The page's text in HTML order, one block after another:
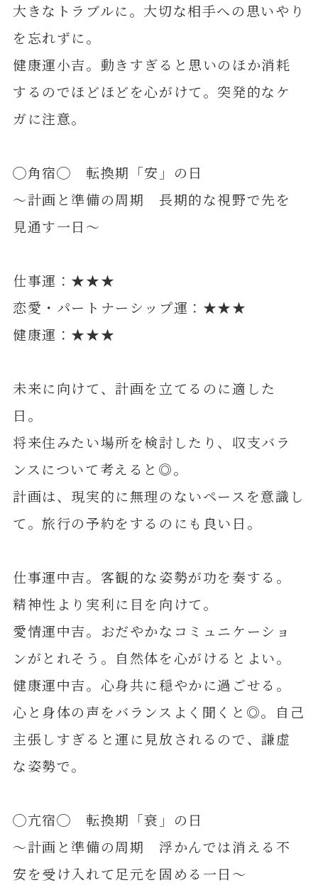
大きなトラブルに。大切な相手への思いやり
を忘れずに。
健康運小吉。動きすぎると思いのほか消耗
するのでほどほどを心がけて。突発的なケ
ガに注意。
◯角宿◯ 転換期「安」の日
～計画と準備の周期 長期的な視野で先を
見通す一日～
仕事運：★★★
恋愛・パートナーシップ運：★★★
健康運：★★★
未来に向けて、計画を立てるのに適した
日。
将来住みたい場所を検討したり、収支バラ
ンスについて考えると◎。
計画は、現実的に無理のないペースを意識し
て。旅行の予約をするのにも良い日。
仕事運中吉。客観的な姿勢が功を奏する。
精神性より実利に目を向けて。
愛情運中吉。おだやかなコミュニケーショ
ンがとれそう。自然体を心がけるとよい。
健康運中吉。心身共に穏やかに過ごせる。
心と身体の声をバランスよく聞くと◎。自己
主張しすぎると運に見放されるので、謙虚
な姿勢で。
◯亢宿◯ 転換期「衰」の日
～計画と準備の周期 浮かんでは消える不
安を受け入れて足元を固める一日～